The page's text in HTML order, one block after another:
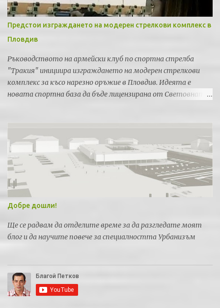
Предстои изграждането на модерен стрелкови комплекс в
Пловдив
Ръководството на армейски клуб по спортна стрелба
"Тракия" инициира изграждането на модерен стрелкови
комплекс за късо нарезно оръжие в Пловдив. Идеята е
новата спортна база да бъде лицензирана от Световната
Добре дошли!
Ще се радвам да отделите време за да разгледате моят
блог и да научите повече за специалността Урбанизъм